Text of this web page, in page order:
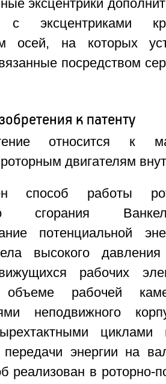
эксцентрики
с эксцентриками
осей, на которых
посредством
к патенту
относится к
двигателям
способ работы
сгорания
потенциальной
высокого
рабочих
объеме рабочей
неподвижного
циклами
передачи энергии на
реализован в роторно-